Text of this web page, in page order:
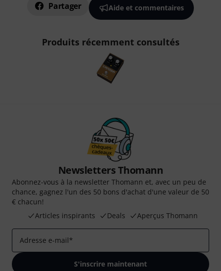
Partager Aide et commentaires
Produits récemment consultés
Newsletters Thomann
Abonnez-vous à la newsletter Thomann et, avec un peu de
chance, gagnez l'un des 50 bons d'achat d'une valeur de 50
€ chacun!
Articles inspirants
Deals Aperçus Thomann
Adresse e-mail*
S'inscrire maintenant